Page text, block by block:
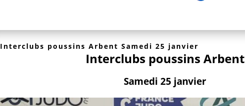
Interclubs poussins Arbent Samedi 25 janvier
Interclubs poussins Arbent
Samedi 25 janvier